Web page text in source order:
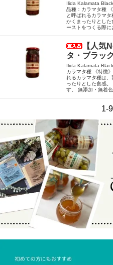
Ilida Kalamata
品種：カラマタ種
と呼ばれるカラマ
かくまったりとし
ーストをつくる際に
【人気
タ・ブラッ
Ilida Kalamata
カラマタ種 《特徴
れるカラマタ種は、
ったりとした食感
す。 無添加・無着色
1-